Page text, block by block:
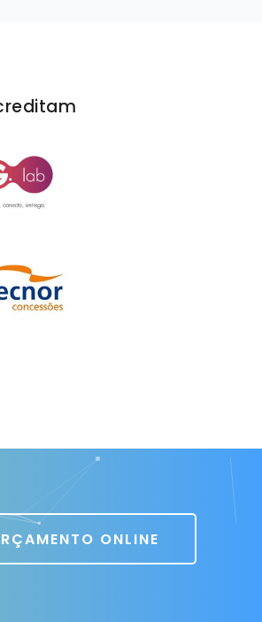
Menta, pois além da excelente
entrega é sempre respeitado pela
de Comunicação e Marketing
Getúlio Vargas
ONLINE